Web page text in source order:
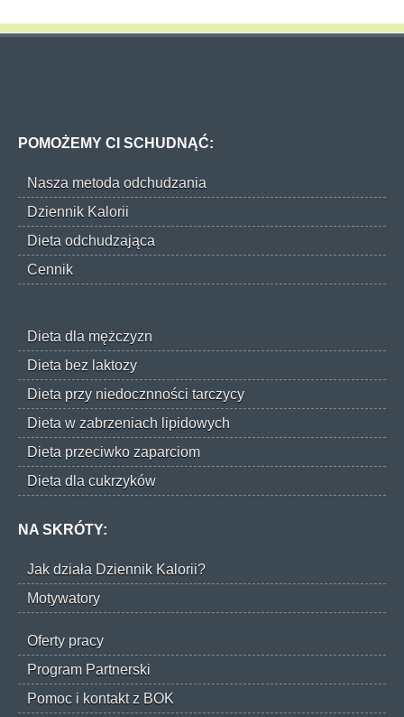
POMOŻEMY CI SCHUDNĄĆ:
Nasza metoda odchudzania
Dziennik Kalorii
Dieta odchudzająca
Cennik
Dieta dla mężczyzn
Dieta bez laktozy
Dieta przy niedocznności tarczycy
Dieta w zabrzeniach lipidowych
Dieta przeciwko zaparciom
Dieta dla cukrzyków
NA SKRÓTY:
Jak działa Dziennik Kalorii?
Motywatory
Oferty pracy
Program Partnerski
Pomoc i kontakt z BOK